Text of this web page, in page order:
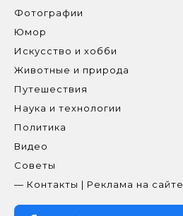
Фотографии
Юмор
Искусство и хобби
Животные и природа
Путешествия
Наука и технологии
Политика
Видео
Советы
— Контакты | Реклама на сайте